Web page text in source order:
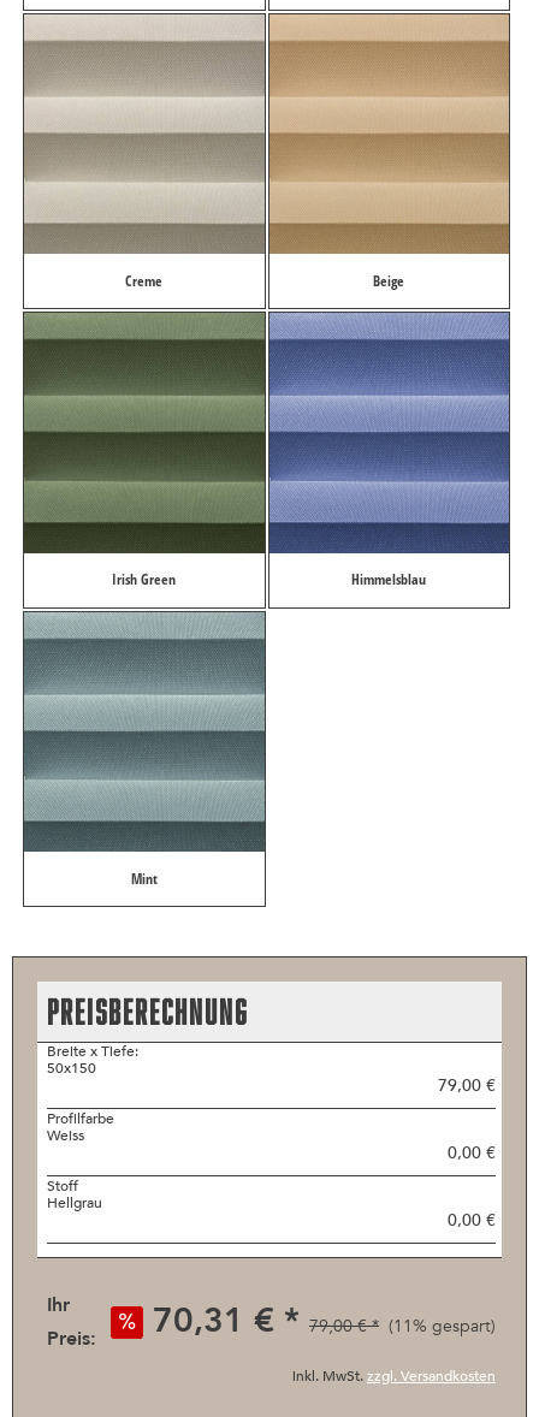
Creme Beige
Irish Green Himmelsblau
Mint
PREISBERECHNUNG
Breite x Tiefe:
50x150
79,00 €
Profilfarbe
Weiss
0,00 €
Stoff
Hellgrau
0,00 €
Ihr
Preis:
70,31 € * 79,00 € * (11% gespart)
inkl. MwSt.zzgl. Versandkosten